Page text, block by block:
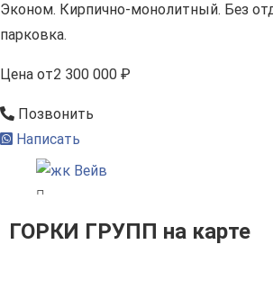
Эконом. Кирпично-монолитный. Без
парковка.
Цена от2 300 000 ₽
Позвонить
Написать
ГОРКИ ГРУПП на карте